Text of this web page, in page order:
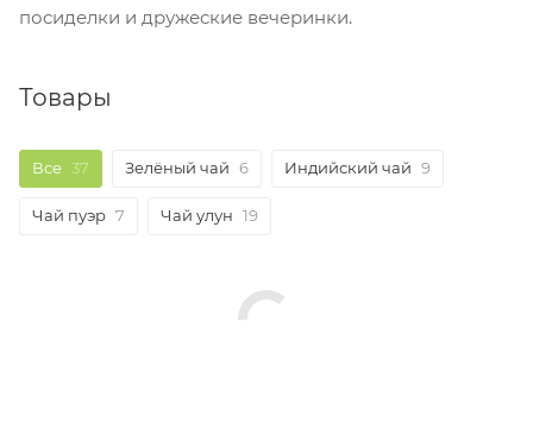
посиделки и дружеские вечеринки.
Товары
Все 37 Зелёный чай 6 Индийский чай 9
Чай пуэр 7 Чай улун 19